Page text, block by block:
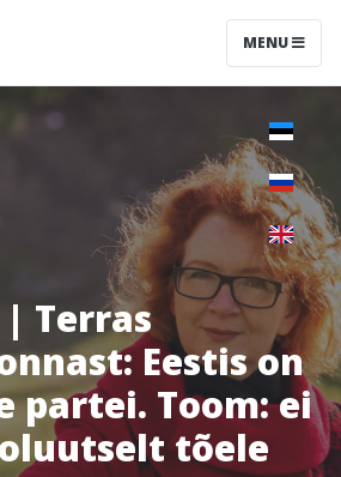
MENU
| Terras
Eestis on
partei. Toom: ei
tõele